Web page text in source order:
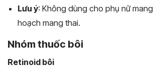
Lưu ý: Không dùng cho phụ nữ
hoạch mang thai.
Nhóm thuốc bôi
Retinoid bôi